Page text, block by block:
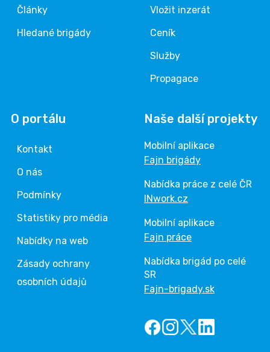
Články
Hledané brigády
Vložit inzerát
Ceník
Služby
Propagace
O portálu
Kontakt
O nás
Podmínky
Statistiky pro média
Nabídky na web
Zásady ochrany
osobních údajů
Naše další projekty
Mobilní aplikace
Fajn brigády
Nabídka práce z celé ČR
INwork.cz
Mobilní aplikace
Fajn práce
Nabídka brigád po celé
SR
Fajn-brigady.sk